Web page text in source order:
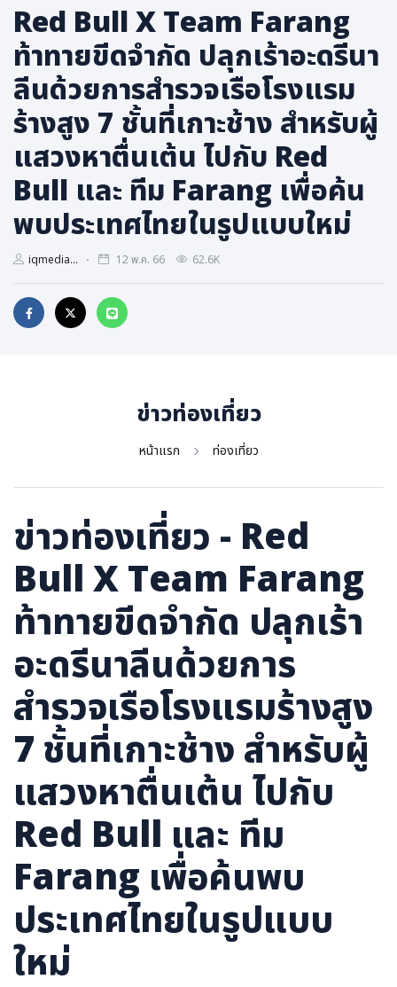
เศรษฐกิจ, การเงิน
พลังงาน, สิ่งแวดล้อม
ยานยนต์
ขนส่ง
การงาน, อาชีพ
กิจกรรม
อบรมสัมมนา
ภาษาจีน
ภาษาญี่ปุ่น
Red Bull X Team Farang
ท้าทายขีดจำกัด ปลุกเร้าอะดรีนา
ลีนด้วยการสำรวจเรือโรงแรม
ร้างสูง 7 ชั้นที่เกาะช้าง สำหรับผู้
แสวงหาตื่นเต้น ไปกับ Red
Bull และ ทีม Farang เพื่อค้น
พบประเทศไทยในรูปแบบใหม่
iqmedia... 12 พ.ค. 66 62.6K
ข่าวท่องเที่ยว
หน้าแรก ท่องเที่ยว
ข่าวท่องเที่ยว - Red
Bull X Team Farang
ท้าทายขีดจำกัด ปลุกเร้า
อะดรีนาลีนด้วยการ
สำรวจเรือโรงแรมร้างสูง
7 ชั้นที่เกาะช้าง สำหรับผู้
แสวงหาตื่นเต้น ไปกับ
Red Bull และ ทีม
Farang เพื่อค้นพบ
ประเทศไทยในรูปแบบ
ใหม่